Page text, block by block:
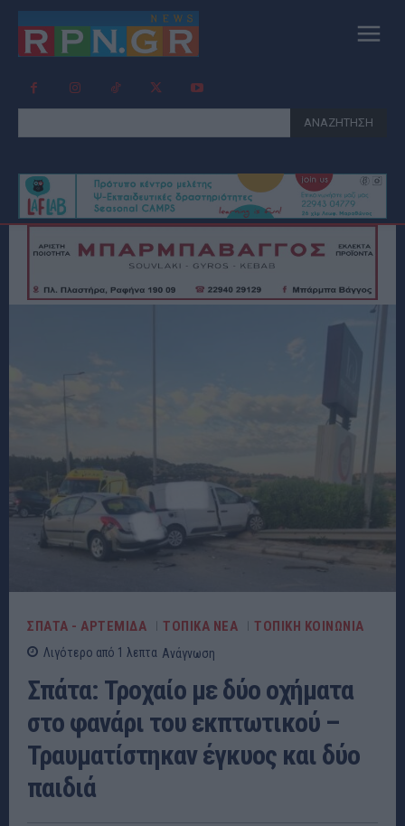
ΑΝΑΖΗΤΗΣΗ
ΣΠΑΤΑ - ΑΡΤΕΜΙΔΑ ΤΟΠΙΚΑ ΝΕΑ ΤΟΠΙΚΗ ΚΟΙΝΩΝΙΑ
Λιγότερο από 1 λεπτα Ανάγνωση
Σπάτα: Τροχαίο με δύο οχήματα
στο φανάρι του εκπτωτικού –
Τραυματίστηκαν έγκυος και δύο
παιδιά